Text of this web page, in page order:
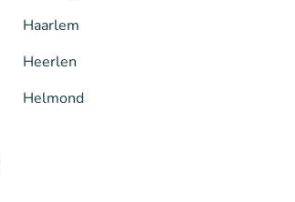
Haarlem
Heerlen
Helmond